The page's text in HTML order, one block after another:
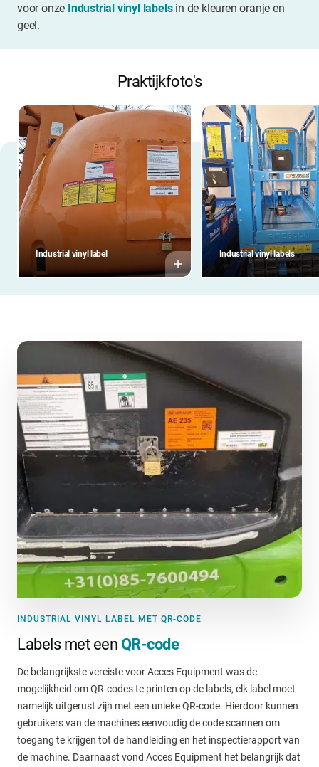
voor onze Industrial vinyl labelsin de kleuren oranje en
geel.
Praktijkfoto's
Industrial vinyl label Industrial vinyl labels
INDUSTRIAL VINYL LABEL MET QR-CODE
Labels met een QR-code
De belangrijkste vereiste voor Acces Equipment was de
mogelijkheid om QR-codes te printen op de labels, elk label moet
namelijk uitgerust zijn met een unieke QR-code. Hierdoor kunnen
gebruikers van de machines eenvoudig de code scannen om
toegang te krijgen tot de handleiding en het inspectierapport van
de machine. Daarnaast vond Acces Equipment het belangrijk dat